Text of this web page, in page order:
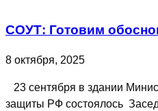
СОУТ: Готовим
8 октября, 2025
23 сентября в здании
защиты РФ состоялось